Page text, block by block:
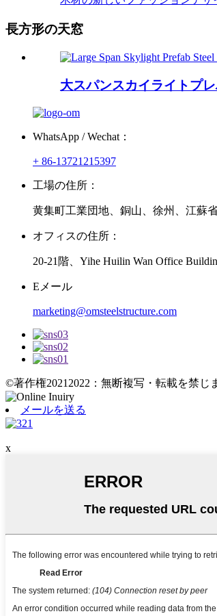
長方形の天窓
大スパンスカイライトプ
WhatsApp / Wechat：
+ 86-13721215397
工場の住所：
黄集町工業団地、銅山、徐州、江蘇
オフィスの住所：
20-21階、Yihe Huilin Wan Office
Eメール
marketing@omsteelstructure.com
©著作権20212022：無断複写・転載を禁じ
メールを送る
x